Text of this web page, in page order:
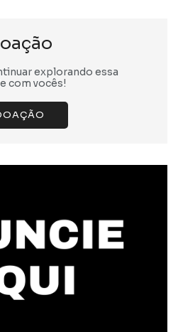
explorando essa
com vocês!